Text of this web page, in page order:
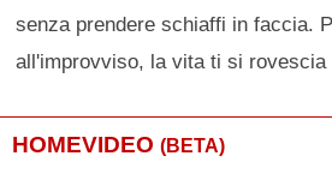
senza prendere schiaffi in faccia.
all'improvviso, la vita ti si rovescia
HOMEVIDEO (BETA)